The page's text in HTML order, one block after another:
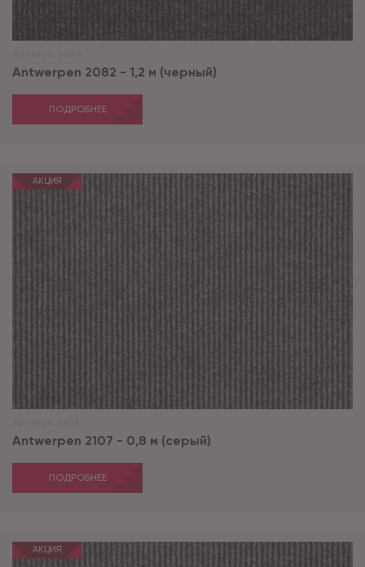
Antwerpen 2082 - 1,2 м (черный)
ПОДРОБНЕЕ
АКЦИЯ
Antwerpen 2107 - 0,8 м (серый)
ПОДРОБНЕЕ
АКЦИЯ